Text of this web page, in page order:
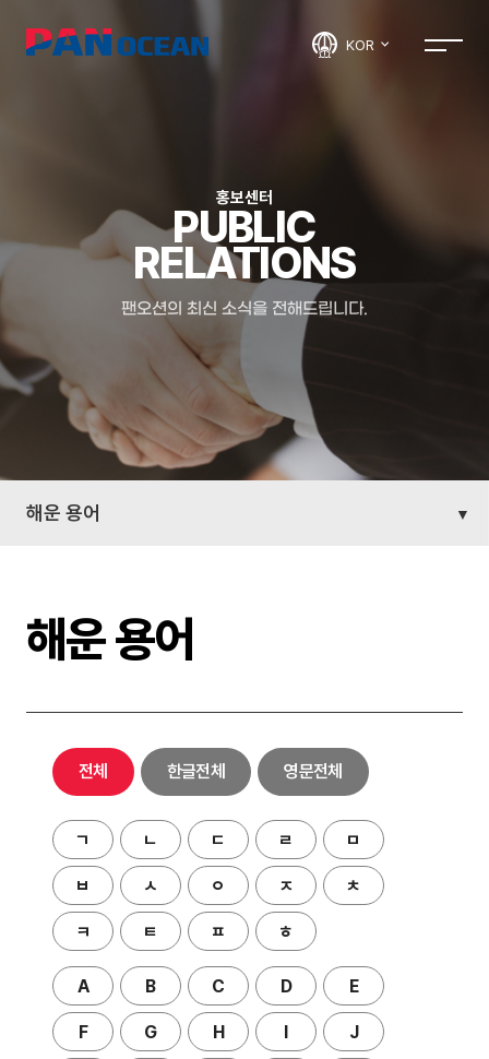
KOR
홍보센터
PUBLIC
RELATIONS
팬오션의 최신 소식을 전해드립니다.
해운 용어
해운 용어
전체 한글전체 영문전체
ㄱ ㄴ ㄷ ㄹ ㅁ
ㅂ ㅅ ㅇ ㅈ ㅊ
ㅋ ㅌ ㅍ ㅎ
A B C D E
F G H I J